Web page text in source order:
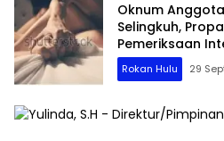
Oknum
Selingkuh,
Pemeriksaan
Rokan Hulu 29